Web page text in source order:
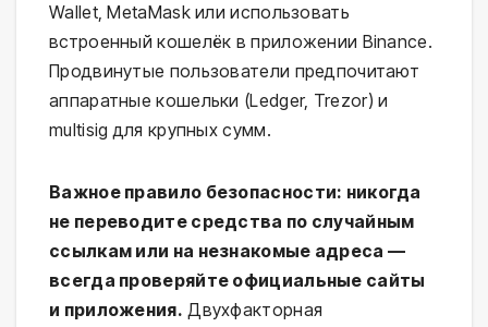
Wallet, MetaMask или использовать
встроенный кошелёк в приложении Binance.
Продвинутые пользователи предпочитают
аппаратные кошельки (Ledger, Trezor) и
multisig для крупных сумм.
Важное правило безопасности: никогда
не переводите средства по случайным
ссылкам или на незнакомые адреса —
всегда проверяйте официальные сайты
и приложения. Двухфакторная